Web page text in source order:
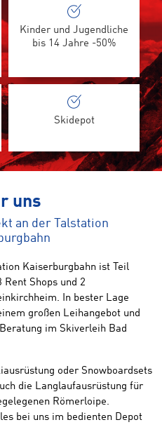
Kinder und Jugendliche
bis 14 Jahre -50%
Skidepot
uns
an der Talstation
Kaiserburgbahn ist Teil
Shops und 2
In bester Lage
großen Leihangebot und
im Skiverleih Bad
oder Snowboardsets
die Langlaufausrüstung für
Römerloipe.
bei uns im bedienten Depot